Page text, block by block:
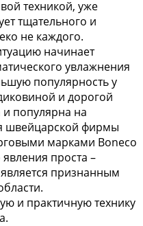
техникой, уже
тщательного и
не каждого.
начинает
увлажнения
популярность у
и дорогой
популярна на
швейцарской фирмы
марками Boneco
проста –
признанным
и практичную технику